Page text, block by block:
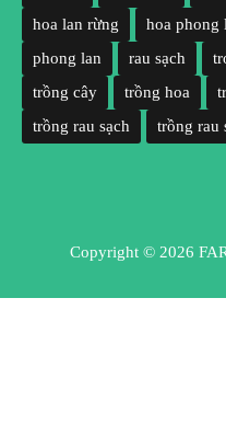
hoa lan rừng
hoa phong
phong lan
rau sạch
trồng cây
trồng hoa
trồng rau sạch
trồng rau
Copyright © 2026